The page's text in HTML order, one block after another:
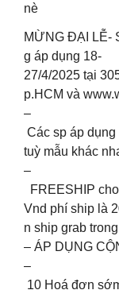
nè
MỪNG ĐẠI LỄ-
g áp dụng 18-
27/4/2025 tại
p.HCM và
–
Các sp áp
tuỳ mẫu khác
–
FREESHIP
Vnd phí ship là
n ship grab
– ÁP DỤNG
–
10 Hoá đơn